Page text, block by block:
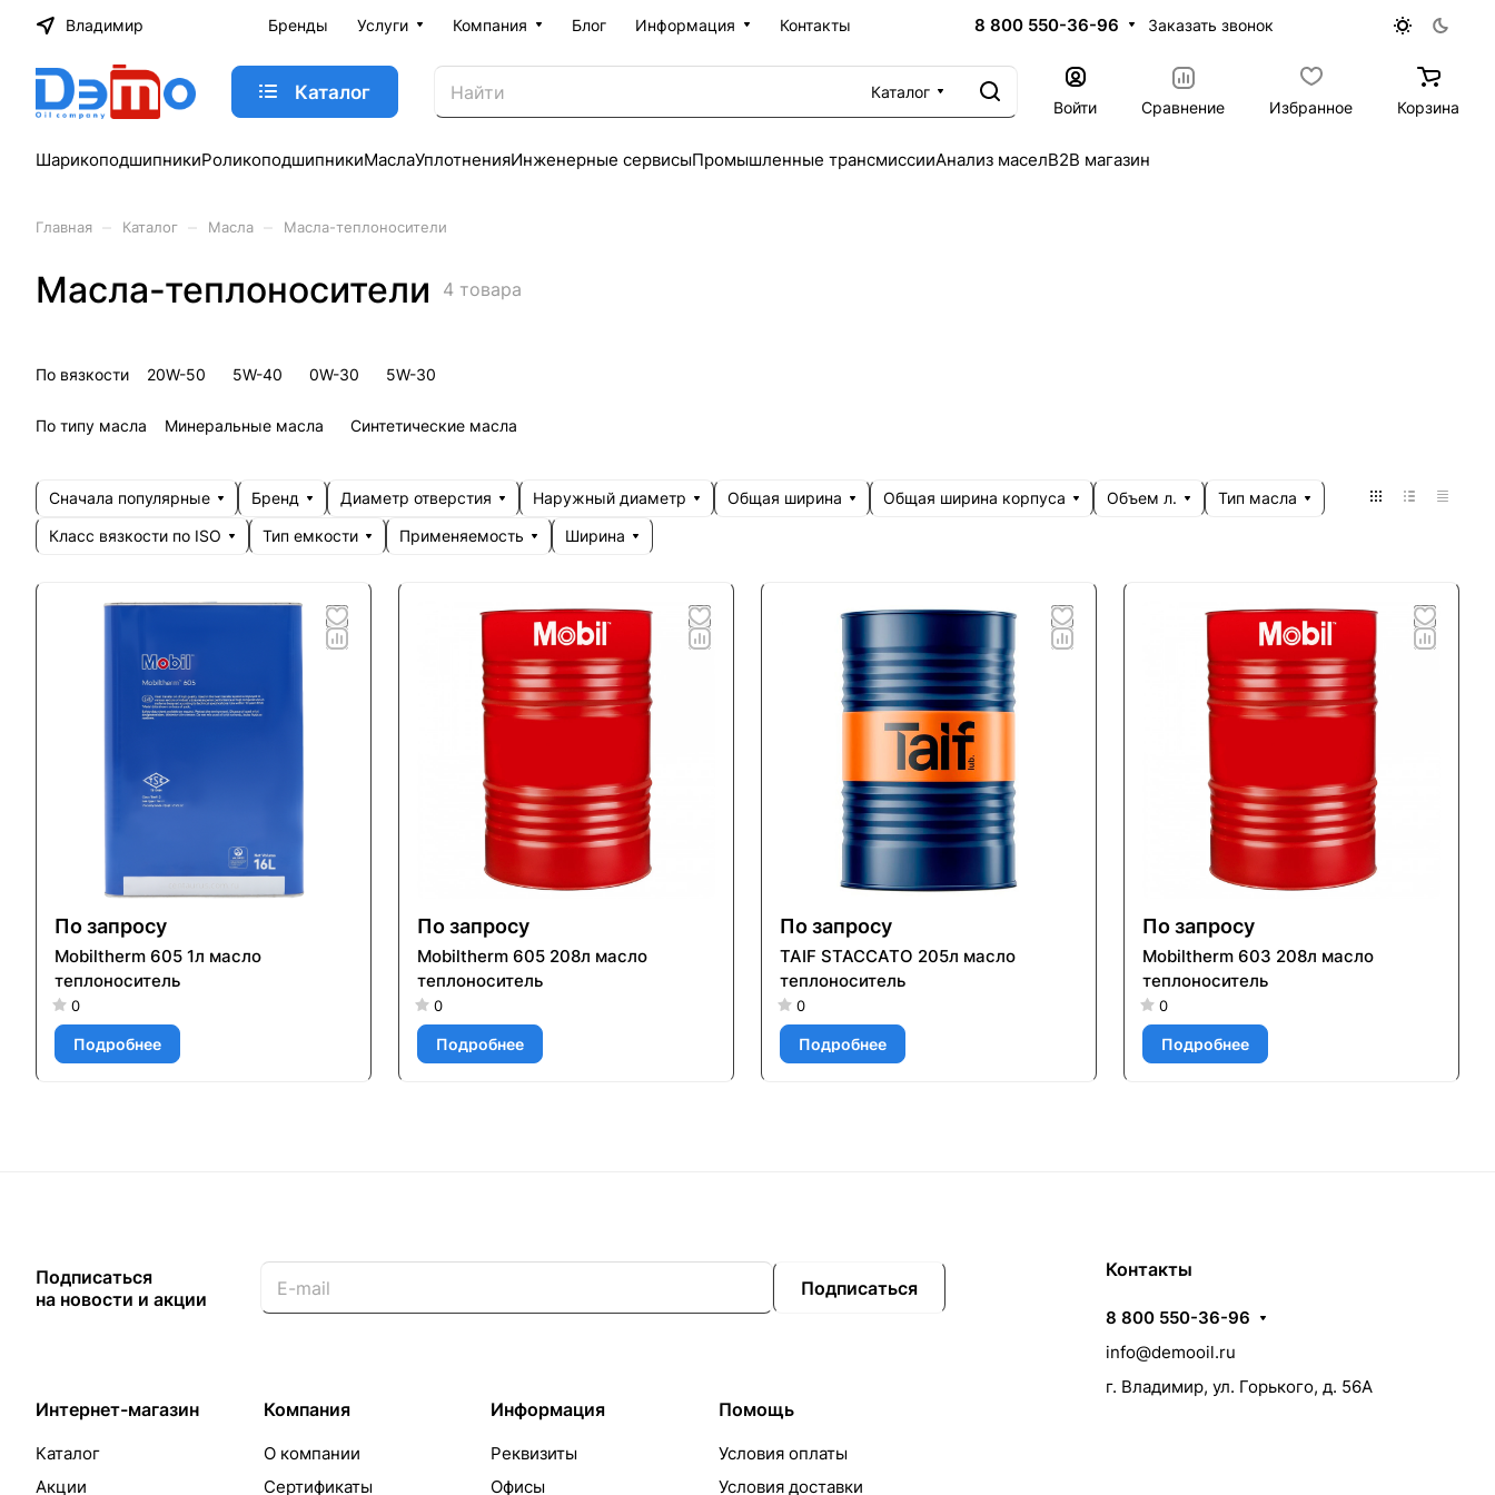
Владимир Бренды Услуги Компания Блог Информация Контакты 8 800 550-36-96 Заказать звонок
Каталог
Каталог
Войти
Сравнение Избранное Корзина
ШарикоподшипникиРоликоподшипникиМаслаУплотненияИнженерные сервисыПромышленные трансмиссииАнализ маселB2B магазин
Главная Каталог Масла Масла-теплоносители
Масла-теплоносители 4 товара
По вязкости 20W-50 5W-40 0W-30 5W-30
По типу масла Минеральные масла Синтетические масла
Сначала популярные Бренд Диаметр отверстия Наружный диаметр Общая ширина Общая ширина корпуса Объем л.
Тип масла
Класс вязкости по ISO
Тип емкости Применяемость Ширина
По запросу
Mobiltherm 605 1л масло
теплоноситель
0
Подробнее
По запросу
Mobiltherm 605 208л масло
теплоноситель
0
Подробнее
По запросу
TAIF STACСATO 205л масло
теплоноситель
0
Подробнее
По запросу
Mobiltherm 603 208л масло
теплоноситель
0
Подробнее
Подписаться
на новости и акции
Подписаться
Интернет-магазин
Каталог
Акции
Компания
О компании
Сертификаты
Информация
Реквизиты
Офисы
Помощь
Условия оплаты
Условия доставки
Контакты
8 800 550-36-96
info@demooil.ru
г. Владимир, ул. Горького, д. 56А